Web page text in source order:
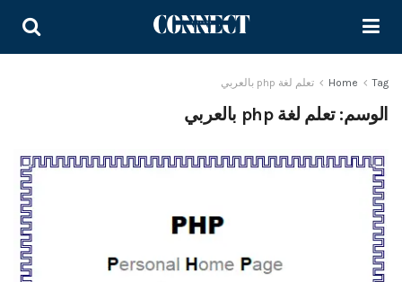
Home Tag تعلم لغة php بالعربي
الوسم:تعلم لغة php بالعربي